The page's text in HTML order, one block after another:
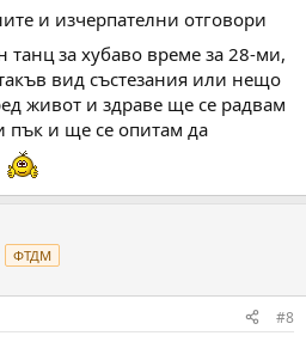
и изчерпателни отговори
танц за хубаво време за 28-ми,
вид състезания или нещо
живот и здраве ще се радвам
пък и ще се опитам да
ФТДМ
#8